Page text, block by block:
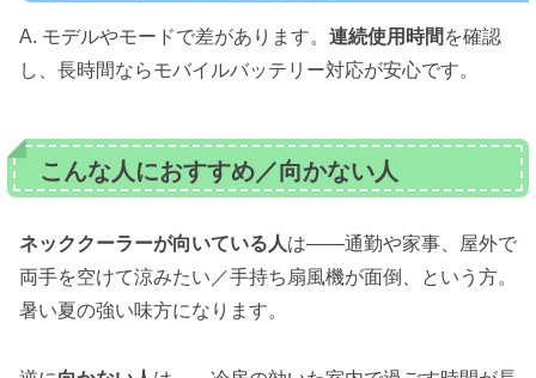
A. モデルやモードで差があります。 連続使用時間 を確認
し、長時間ならモバイルバッテリー対応が安心です。
こんな人におすすめ／向かない人
ネッククーラーが向いている人は——通勤や家事、屋外で
両手を空けて涼みたい／手持ち扇風機が面倒、という方。
暑い夏の強い味方になります。